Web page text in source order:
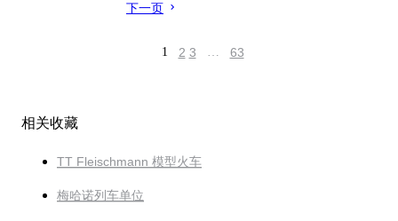
下一页
1 2 3 … 63
相关收藏
TT Fleischmann 模型火车
梅哈诺列车单位